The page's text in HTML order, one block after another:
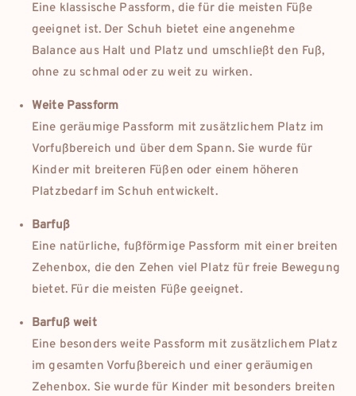
Eine klassische Passform, die für die meisten Füße
geeignet ist. Der Schuh bietet eine angenehme
Balance aus Halt und Platz und umschließt den Fuß,
ohne zu schmal oder zu weit zu wirken.
Weite Passform
Eine geräumige Passform mit zusätzlichem Platz im
Vorfußbereich und über dem Spann. Sie wurde für
Kinder mit breiteren Füßen oder einem höheren
Platzbedarf im Schuh entwickelt.
Barfuß
Eine natürliche, fußförmige Passform mit einer breiten
Zehenbox, die den Zehen viel Platz für freie Bewegung
bietet. Für die meisten Füße geeignet.
Barfuß weit
Eine besonders weite Passform mit zusätzlichem Platz
im gesamten Vorfußbereich und einer geräumigen
Zehenbox. Sie wurde für Kinder mit besonders breiten